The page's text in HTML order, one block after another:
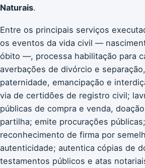
Naturais.
Entre os principais serviços
os eventos da vida civil —
óbito —, processa habilitação para
averbações de divórcio e
paternidade, emancipação e
via de certidões de registro civil;
públicas de compra e venda,
partilha; emite procurações
reconhecimento de firma por
autenticidade; autentica cópias de
testamentos públicos e atas